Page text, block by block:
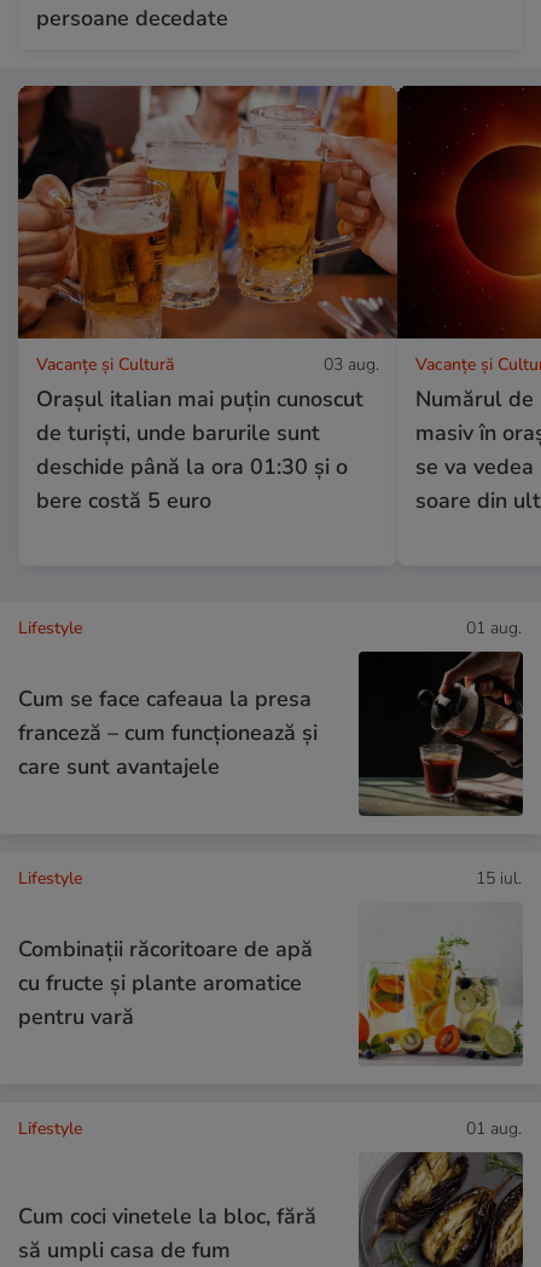
persoane decedate
Vacanțe și Cultură 03 aug.
Orașul italian mai puțin cunoscut
de turiști, unde barurile sunt
deschide până la ora 01:30 și o
bere costă 5 euro
Vacanțe și
Numărul de
masiv în
se va
soare din
Lifestyle 01 aug.
Cum se face cafeaua la presa
franceză – cum funcționează și
care sunt avantajele
Lifestyle 15 iul.
Combinaţii răcoritoare de apă
cu fructe şi plante aromatice
pentru vară
Lifestyle 01 aug.
Cum coci vinetele la bloc, fără
să umpli casa de fum